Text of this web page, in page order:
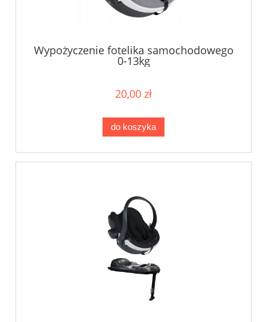
Wypożyczenie fotelika samochodowego
0-13kg
20,00 zł
do koszyka